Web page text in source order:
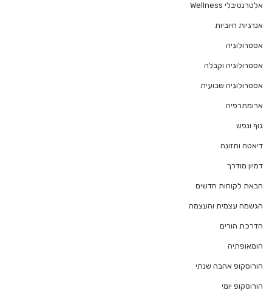
אלטרנטיבלי Wellness
אנרגיות חיוביות
אסטרולוגיה
אסטרולוגיה וקבלה
אסטרולוגיה שבועית
ארומתרפיה
גוף ונפש
דיאטה ותזונה
דמיון מודרך
הבאת לקוחות חדשים
הגשמה עצמית והעצמה
הדרכת הורים
הומאופתיה
הורוסקופ אהבה שנתי
הורוסקופ יומי